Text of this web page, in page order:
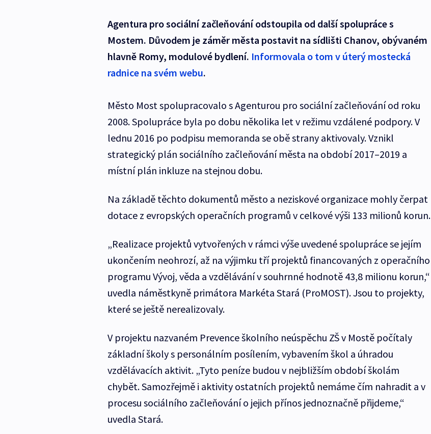
Agentura pro sociální začleňování odstoupila od další spolupráce s
Mostem. Důvodem je záměr města postavit na sídlišti Chanov, obývaném
hlavně Romy, modulové bydlení. Informovala o tom v úterý mostecká
radnice na svém webu.
Město Most spolupracovalo s Agenturou pro sociální začleňování od roku
2008. Spolupráce byla po dobu několika let v režimu vzdálené podpory. V
lednu 2016 po podpisu memoranda se obě strany aktivovaly. Vznikl
strategický plán sociálního začleňování města na období 2017–2019 a
místní plán inkluze na stejnou dobu.
Na základě těchto dokumentů město a neziskové organizace mohly čerpat
dotace z evropských operačních programů v celkové výši 133 milionů korun.
„Realizace projektů vytvořených v rámci výše uvedené spolupráce se jejím
ukončením neohrozí, až na výjimku tří projektů financovaných z operačního
programu Vývoj, věda a vzdělávání v souhrnné hodnotě 43,8 milionu korun,“
uvedla náměstkyně primátora Markéta Stará (ProMOST). Jsou to projekty,
které se ještě nerealizovaly.
V projektu nazvaném Prevence školního neúspěchu ZŠ v Mostě počítaly
základní školy s personálním posílením, vybavením škol a úhradou
vzdělávacích aktivit. „Tyto peníze budou v nejbližším období školám
chybět. Samozřejmě i aktivity ostatních projektů nemáme čím nahradit a v
procesu sociálního začleňování o jejich přínos jednoznačně přijdeme,“
uvedla Stará.